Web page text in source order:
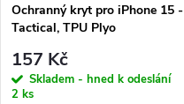
Ochranný kryt pro iPhone 15 -
Tactical, TPU Plyo
157 Kč
Skladem - hned k odeslání
2 ks